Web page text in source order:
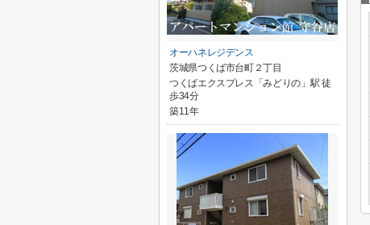
オーハネレジデンス
茨城県つくば市台町２丁目
つくばエクスプレス「みどりの」駅 徒
歩34分
築11年